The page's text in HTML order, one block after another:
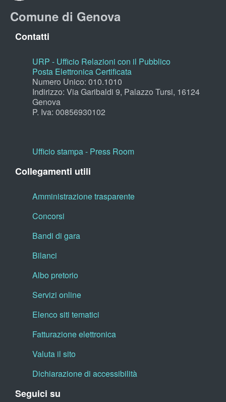
Comune di Genova
Contatti
URP - Ufficio Relazioni con il Pubblico
Posta Elettronica Certificata
Numero Unico: 010.1010
Indirizzo: Via Garibaldi 9, Palazzo Tursi, 16124
Genova
P. Iva: 00856930102
Ufficio stampa - Press Room
Collegamenti utili
Amministrazione trasparente
Concorsi
Bandi di gara
Bilanci
Albo pretorio
Servizi online
Elenco siti tematici
Fatturazione elettronica
Valuta il sito
Dichiarazione di accessibilità
Seguici su